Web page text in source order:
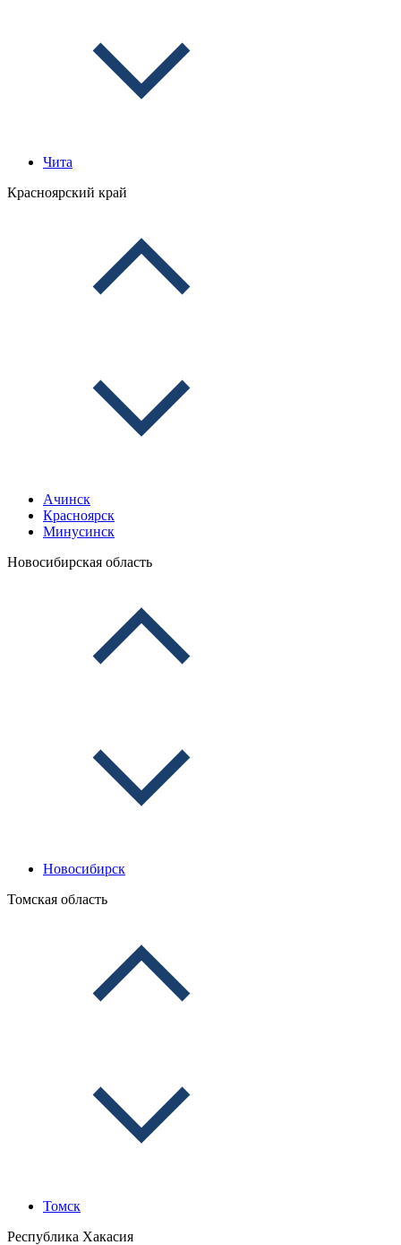
Чита
Красноярский край
Ачинск
Красноярск
Минусинск
Новосибирская область
Новосибирск
Томская область
Томск
Республика Хакасия